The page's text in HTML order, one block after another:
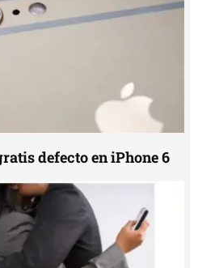
defecto en iPhone 6